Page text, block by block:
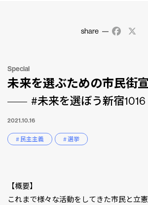
share
Special
未来を選ぶための市民街
#未来を選ぼう新宿1016
2021.10.16
# 民主主義 # 選挙
【概要】
これまで様々な活動をしてきた市民と立